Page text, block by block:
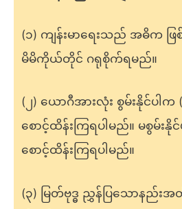
(၁) ကျန်းမာရေးသည် အဓိက ဖြ
မိမိကိုယ်တိုင် ဂရုစိုက်ရမည်။
(၂) ယောဂီအားလုံး စွမ်းနိုင်ပါက
စောင့်ထိန်းကြရပါမည်။ မစွမ်းနို
စောင့်ထိန်းကြရပါမည်။
(၃) မြတ်ဗုဒ္ဓ ညွှန်ပြသောနည်း